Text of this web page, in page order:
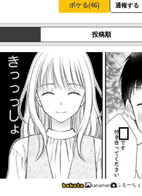
ボケる(46) 通報する
投稿順
kanaman ふるーちぇ